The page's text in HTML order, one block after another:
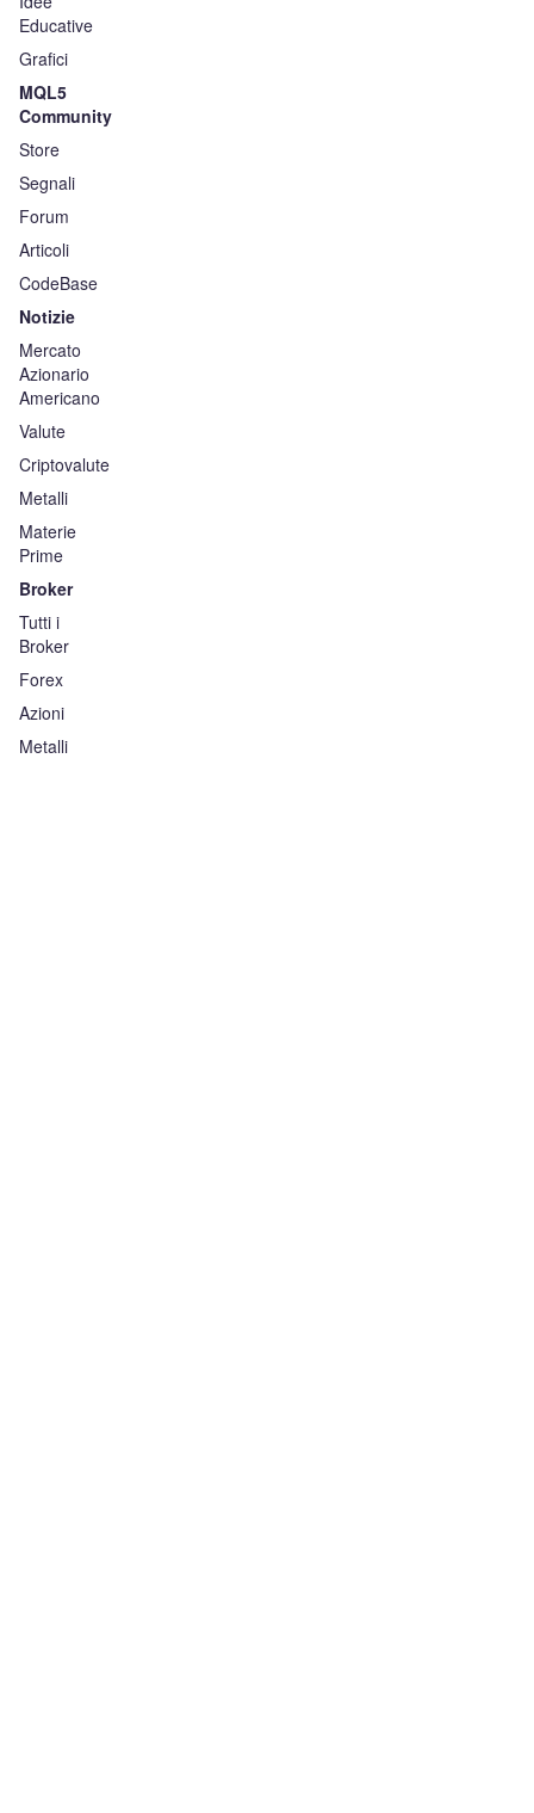
Educative
Grafici
MQL5
Community
Store
Segnali
Forum
Articoli
CodeBase
Notizie
Mercato
Azionario
Americano
Valute
Criptovalute
Metalli
Materie
Prime
Broker
Tutti i
Broker
Forex
Azioni
Metalli